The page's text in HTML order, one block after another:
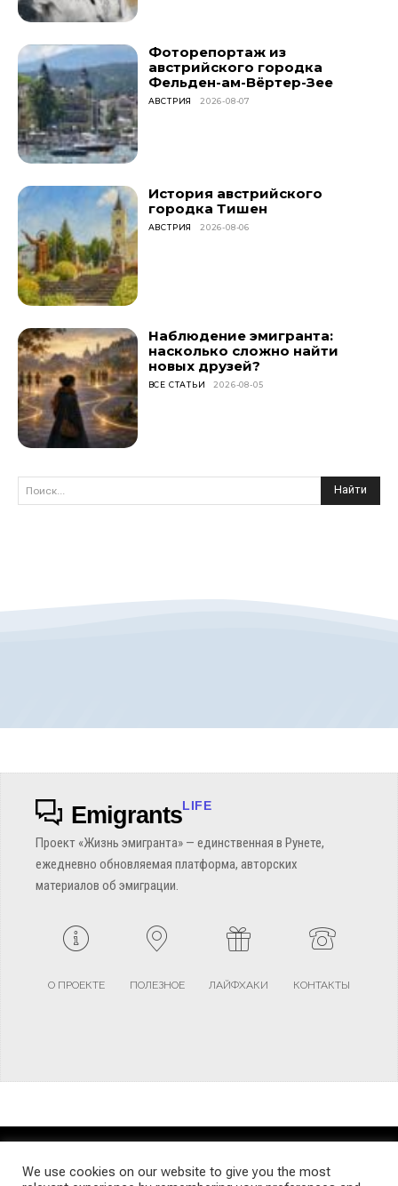
Фоторепортаж из
австрийского городка
Фельден-ам-Вёртер-Зее
АВСТРИЯ 2026-08-07
История австрийского
городка Тишен
АВСТРИЯ 2026-08-06
Наблюдение эмигранта:
насколько сложно найти
новых друзей?
ВСЕ СТАТЬИ 2026-08-05
Поиск... Найти
EmigrantsLIFE
Проект «Жизнь эмигранта» — единственная в Рунете,
ежедневно обновляемая платформа, авторских
материалов об эмиграции.
О ПРОЕКТЕ ПОЛЕЗНОЕ ЛАЙФХАКИ КОНТАКТЫ
TERMS AND CONDITIONS PRIVACY POLICY SITEMAP
We use cookies on our website to give you the most